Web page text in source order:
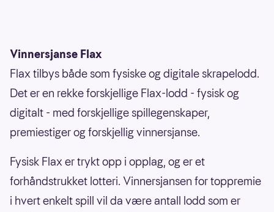
Vinnersjanse Flax
Flax tilbys både som fysiske og digitale skrapelodd.
Det er en rekke forskjellige Flax-lodd - fysisk og
digitalt - med forskjellige spillegenskaper,
premiestiger og forskjellig vinnersjanse.
Fysisk Flax er trykt opp i opplag, og er et
forhåndstrukket lotteri. Vinnersjansen for toppremie
i hvert enkelt spill vil da være antall lodd som er